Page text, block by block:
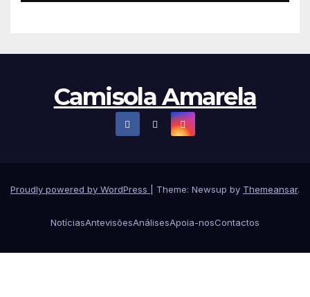
Camisola Amarela
Proudly powered by WordPress Theme: Newsup by Themeansar.
NotíciasAntevisõesAnálisesApoia-nosContactos